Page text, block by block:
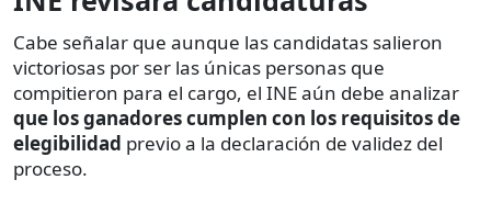
Cabe señalar que aunque las candidatas salieron
victoriosas por ser las únicas personas que
compitieron para el cargo, el INEaún debe analizar
que los ganadores cumplen con los requisitosde
elegibilidad previo a la declaración de validez del
proceso.